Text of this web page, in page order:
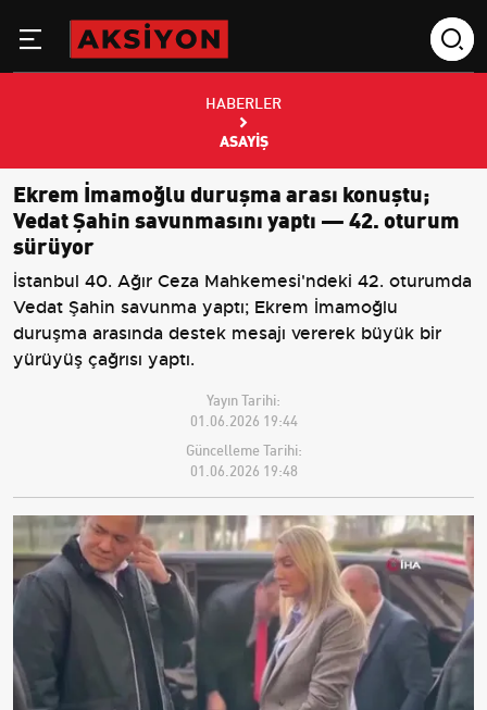
HABERLER
ASAYIŞ
Ekrem İmamoğlu duruşma arası konuştu;
Vedat Şahin savunmasını yaptı — 42. oturum
sürüyor
İstanbul 40. Ağır Ceza Mahkemesi'ndeki 42. oturumda
Vedat Şahin savunma yaptı; Ekrem İmamoğlu
duruşma arasında destek mesajı vererek büyük bir
yürüyüş çağrısı yaptı.
Yayın Tarihi:
01.06.2026 19:44
Güncelleme Tarihi:
01.06.2026 19:48